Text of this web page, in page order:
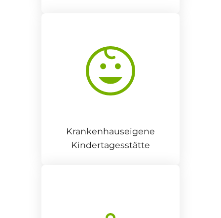
Krankenhauseigene
Kindertagesstätte